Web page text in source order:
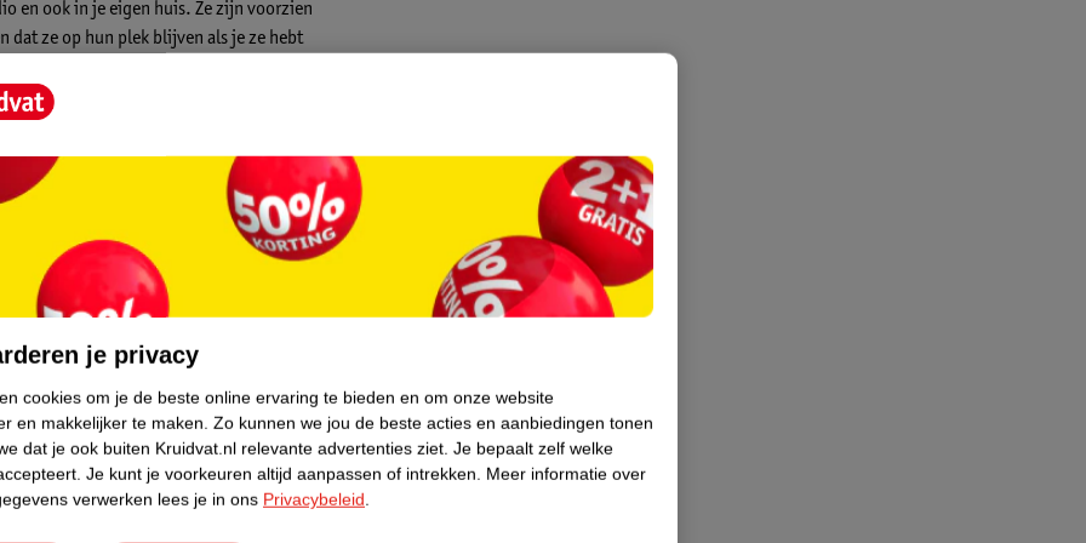
en ook in je eigen huis. Ze zijn voorzien
dat ze op hun plek blijven als je ze hebt
om de schouders te beschermen.
deadlift train je meerdere spiergroepen
de beenspieren flink op proef gesteld. De
door een personal trainer. Voor elke
je eigen persoonlijke training kunt
halterstang van 2,5 kg, stijlvolle vinyl
QR code waarmee je de trainingsvideo's
De gehele set is verpakt in een
door personal trainers en er is
van de fitnessartikelen.
je privacy
cookies om je de beste online ervaring te bieden en om onze website
en makkelijker te maken. Zo kunnen we jou de beste acties en aanbiedingen tonen
dat je ook buiten Kruidvat.nl relevante advertenties ziet. Je bepaalt zelf welke
Je kunt je voorkeuren altijd aanpassen of intrekken. Meer informatie over
verwerken lees je in ons Privacybeleid.